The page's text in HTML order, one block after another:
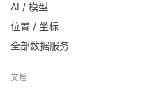
AI / 模型
位置 / 坐标
全部数据服务
文档